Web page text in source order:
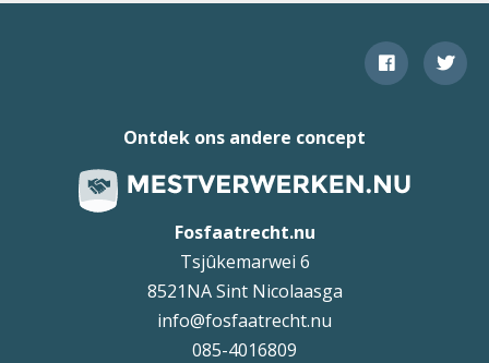
Fosfaatrecht.nu
Tsjûkemarwei 6
8521NA Sint Nicolaasga
info@fosfaatrecht.nu
085-4016809
Ontdek ons andere concept